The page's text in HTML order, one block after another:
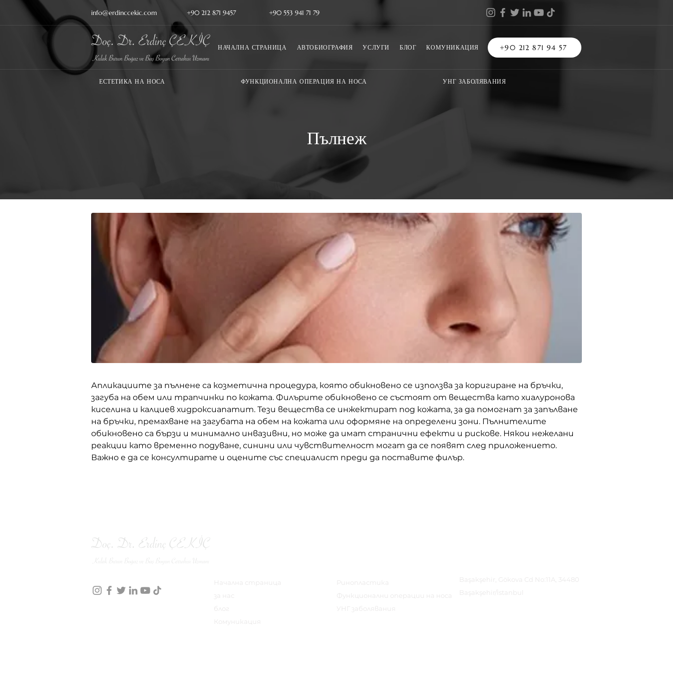
info@erdinccekic.com +90 212 871 9457 +90 553 941 71 79
НАЧАЛНА СТРАНИЦА АВТОБИОГРАФИЯ УСЛУГИ БЛОГ КОМУНИКАЦИЯ +90 212 871 94 57
ЕСТЕТИКА НА НОСА ФУНКЦИОНАЛНА ОПЕРАЦИЯ НА НОСА УНГ ЗАБОЛЯВАНИЯ
Пълнеж
Апликациите за пълнене са козметична процедура, която обикновено се използва за коригиране на бръчки,
загуба на обем или трапчинки по кожата. Филърите обикновено се състоят от вещества като хиалуронова
киселина и калциев хидроксиапатит. Тези вещества се инжектират под кожата, за да помогнат за запълване
на бръчки, премахване на загубата на обем на кожата или оформяне на определени зони. Пълнителите
обикновено са бързи и минимално инвазивни, но може да имат странични ефекти и рискове. Някои нежелани
реакции като временно подуване, синини или чувствителност могат да се появят след приложението.
Важно е да се консултирате и оцените със специалист преди да поставите филър.
Начална страница
блог
Комуникация
Ринопластика
Функционални операции на носа
УНГ заболявания
Başakşehir, Gökova Cd No:11A, 34480
Başakşehir/İstanbul